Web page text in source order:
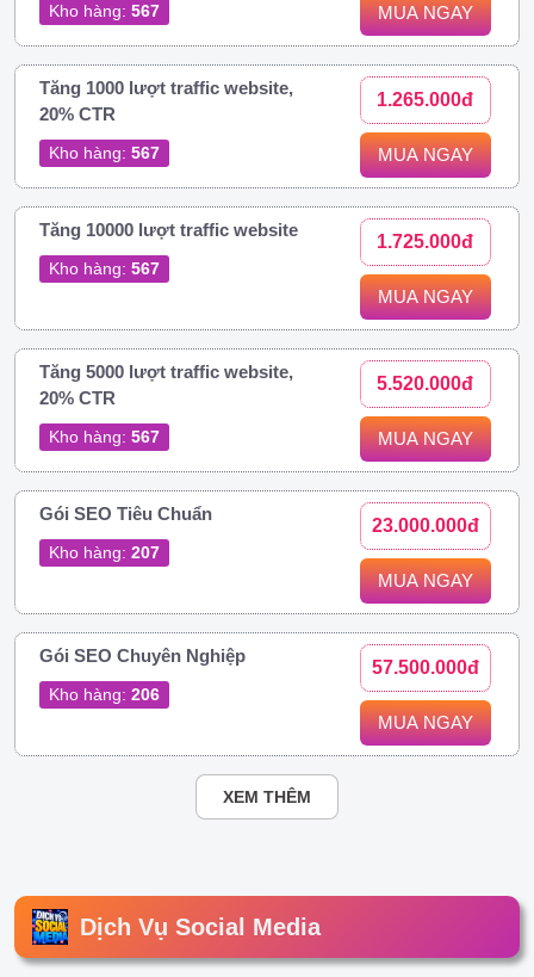
Kho hàng: 567 MUA NGAY
Tăng 1000 lượt traffic website,
20% CTR
Kho hàng: 567
1.265.000đ
MUA NGAY
Tăng 10000 lượt traffic website
Kho hàng: 567
1.725.000đ
MUA NGAY
Tăng 5000 lượt traffic website,
20% CTR
Kho hàng: 567
5.520.000đ
MUA NGAY
Gói SEO Tiêu Chuẩn
Kho hàng: 207
23.000.000đ
MUA NGAY
Gói SEO Chuyên Nghiệp
Kho hàng: 206
57.500.000đ
MUA NGAY
XEM THÊM
Dịch Vụ Social Media